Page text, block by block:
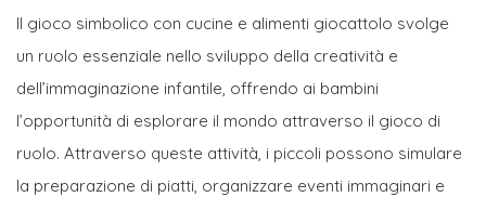
Il gioco simbolico con cucine e alimenti giocattolo svolge
un ruolo essenziale nello sviluppo della creatività e
dell’immaginazione infantile, offrendo ai bambini
l’opportunità di esplorare il mondo attraverso il gioco di
ruolo. Attraverso queste attività, i piccoli possono simulare
la preparazione di piatti, organizzare eventi immaginari e